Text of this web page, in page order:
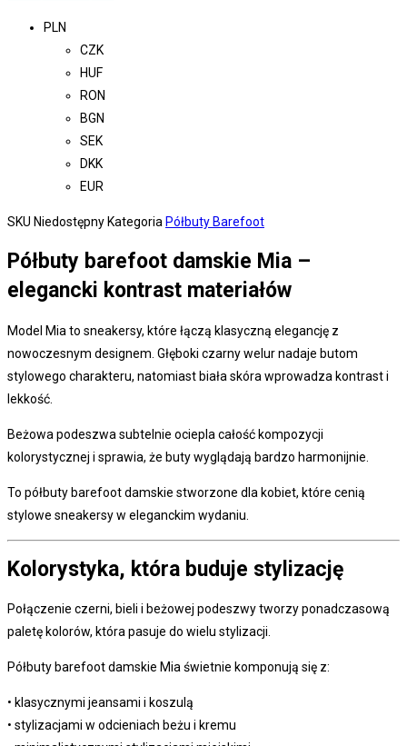
PLN
CZK
HUF
RON
BGN
SEK
DKK
EUR
SKU Niedostępny Kategoria Półbuty Barefoot
Półbuty barefoot damskie Mia –
elegancki kontrast materiałów
Model Mia to sneakersy, które łączą klasyczną elegancję z
nowoczesnym designem. Głęboki czarny welur nadaje butom
stylowego charakteru, natomiast biała skóra wprowadza kontrast i
lekkość.
Beżowa podeszwa subtelnie ociepla całość kompozycji
kolorystycznej i sprawia, że buty wyglądają bardzo harmonijnie.
To półbuty barefoot damskie stworzone dla kobiet, które cenią
stylowe sneakersy w eleganckim wydaniu.
Kolorystyka, która buduje stylizację
Połączenie czerni, bieli i beżowej podeszwy tworzy ponadczasową
paletę kolorów, która pasuje do wielu stylizacji.
Półbuty barefoot damskie Mia świetnie komponują się z:
• klasycznymi jeansami i koszulą
• stylizacjami w odcieniach beżu i kremu